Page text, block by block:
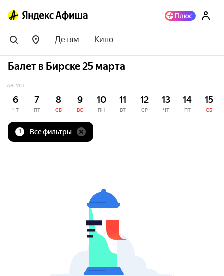
Детям Кино
Балет в Бирске 25 марта
АВГУСТ
6
ЧТ
7
ПТ
8
СБ
9
ВС
10
ПН
11
ВТ
12
СР
13
ЧТ
14
ПТ
15
СБ
1 Все фильтры